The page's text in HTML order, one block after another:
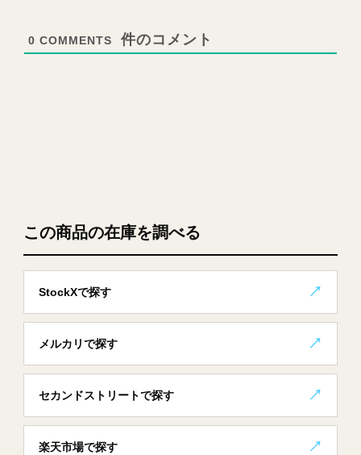
この商品の在庫を調べる
StockXで探す
メルカリで探す
セカンドストリートで探す
楽天市場で探す
0 COMMENTS